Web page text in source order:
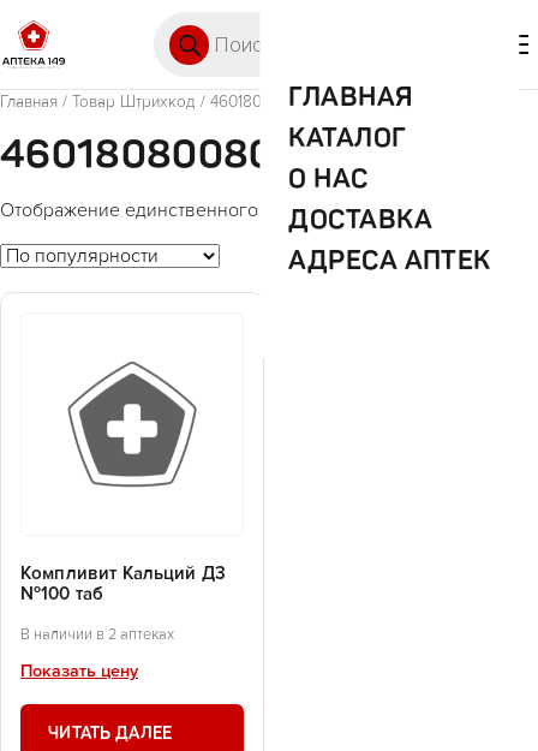
ГЛАВНАЯ
КАТАЛОГ
О НАС
ДОСТАВКА
АДРЕСА АПТЕК
Главная / Товар Штрихкод / 4601808008050
4601808008050
Отображение единственного товара
Компливит Кальций Д3
№100 таб
В наличии в 2 аптеках
Показать цену
ЧИТАТЬ ДАЛЕЕ